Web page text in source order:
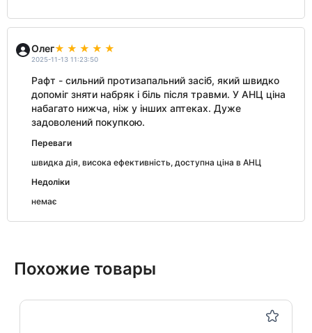
Олег
2025-11-13 11:23:50
Рафт - сильний протизапальний засіб, який швидко
допоміг зняти набряк і біль після травми. У АНЦ ціна
набагато нижча, ніж у інших аптеках. Дуже
задоволений покупкою.
Переваги
швидка дія, висока ефективність, доступна ціна в АНЦ
Недоліки
немає
Похожие товары